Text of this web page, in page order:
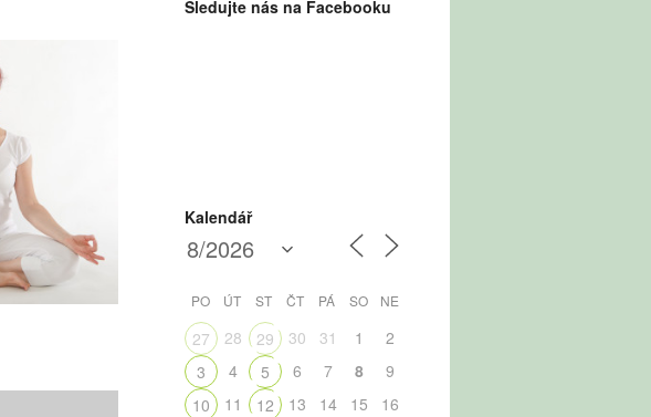
Sledujte nás na Facebooku
Kalendář
PO ÚT ST ČT PÁ SO NE
27 28 29 30 31 1
2
3
4 5 6 7 8
9
10
11 12 13 14 15
16